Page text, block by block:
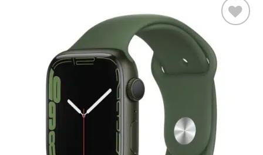
Adicionar
aos meus
desejos